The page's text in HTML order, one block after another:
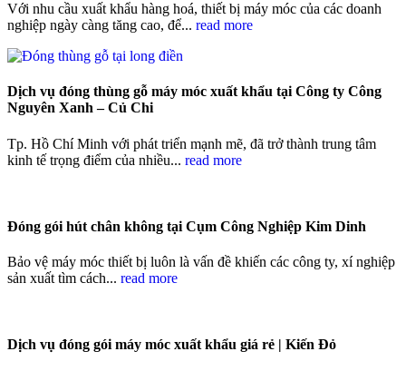
Với nhu cầu xuất khẩu hàng hoá, thiết bị máy móc của các doanh
nghiệp ngày càng tăng cao, để... read more
Dịch vụ đóng thùng gỗ máy móc xuất khẩu tại Công ty Công
Nguyên Xanh – Củ Chi
Tp. Hồ Chí Minh với phát triển mạnh mẽ, đã trở thành trung tâm
kinh tế trọng điểm của nhiều... read more
Đóng gói hút chân không tại Cụm Công Nghiệp Kim Dinh
Bảo vệ máy móc thiết bị luôn là vấn đề khiến các công ty, xí nghiệp
sản xuất tìm cách... read more
Dịch vụ đóng gói máy móc xuất khẩu giá rẻ | Kiến Đỏ